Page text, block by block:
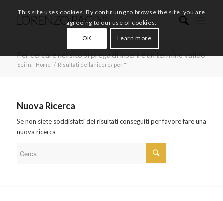
Per cercare nel sito si prega di inserire un termine valido
Sei in: Home / Risultati della ricerca per ""
Nuova Ricerca
Se non siete soddisfatti dei risultati conseguiti per favore fare una
nuova ricerca
This site uses cookies. By continuing to browse the site, you are
agreeing to our use of cookies.
OK Learn more